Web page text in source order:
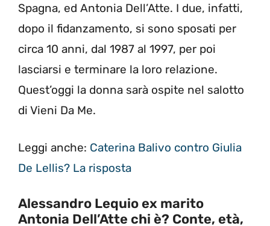
Spagna, ed Antonia Dell’Atte. I due, infatti,
dopo il fidanzamento, si sono sposati per
circa 10 anni, dal 1987 al 1997, per poi
lasciarsi e terminare la loro relazione.
Quest’oggi la donna sarà ospite nel salotto
di Vieni Da Me.
Leggi anche: Caterina Balivo contro Giulia
De Lellis? La risposta
Alessandro Lequio ex marito
Antonia Dell’Atte chi è? Conte, età,